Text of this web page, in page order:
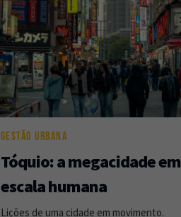
GESTÃO URBANA
Tóquio: a megacidade em
escala humana
Lições de uma cidade em movimento.